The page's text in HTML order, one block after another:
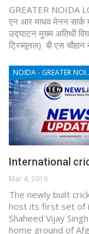
GREATER NOIDA
एन आर माधव मेनन सार्क
उद्घाटन मुख्य अतिथी
ट्रिब्यूनल) बी एस
NOIDA -
International
Mar 4, 2016
The newly built
host its first set of
Shaheed Vijay
home ground of